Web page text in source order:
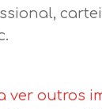
ver outros